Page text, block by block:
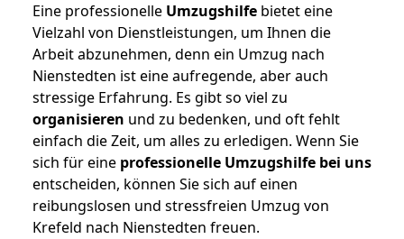
Eine professionelle Umzugshilfe bietet eine
Vielzahl von Dienstleistungen, um Ihnen die
Arbeit abzunehmen, denn ein Umzug nach
Nienstedten ist eine aufregende, aber auch
stressige Erfahrung. Es gibt so viel zu
organisieren und zu bedenken, und oft fehlt
einfach die Zeit, um alles zu erledigen. Wenn Sie
sich für eine professionelle Umzugshilfe bei uns
entscheiden, können Sie sich auf einen
reibungslosen und stressfreien Umzug von
Krefeld nach Nienstedten freuen.